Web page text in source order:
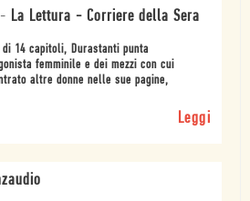
- La Lettura - Corriere della Sera
di 14 capitoli, Durastanti punta
femminile e dei mezzi con cui
altre donne nelle sue pagine,
Leggi